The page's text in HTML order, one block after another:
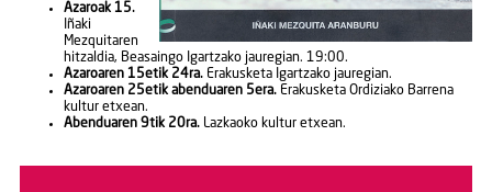
Azaroak 15.
Iñaki
Mezquitaren
hitzaldia, Beasaingo Igartzako jauregian. 19:00.
Azaroaren 15etik 24ra.Erakusketa Igartzako jauregian.
Azaroaren 25etik abenduaren 5era.Erakusketa Ordiziako Barrena
kultur etxean.
Abenduaren 9tik 20ra.Lazkaoko kultur etxean.